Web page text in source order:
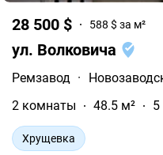
28 500 $ 588 $ за м²
ул. Волковича
Ремзавод ·
2 комнаты
48.5 м² 5
Хрущевка